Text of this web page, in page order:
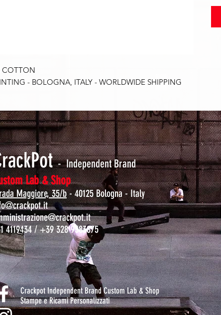
COTTON
- BOLOGNA, ITALY - WORLDWIDE SHIPPING
- Independent Brand
Lab & Shop
Maggiore, 35/b- 40125 Bologna - Italy
4119434 / +39 328 9383875
Crackpot Independent Brand Custom Lab & Shop
Stampe e Ricami Personalizzati